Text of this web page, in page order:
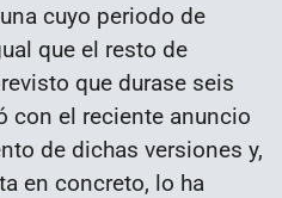
cuyo periodo de
que el resto de
que durase seis
con el reciente anuncio
de dichas versiones y,
en concreto, lo ha